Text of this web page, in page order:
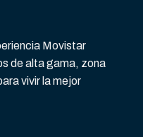
Movistar
de alta gama, zona
vivir la mejor